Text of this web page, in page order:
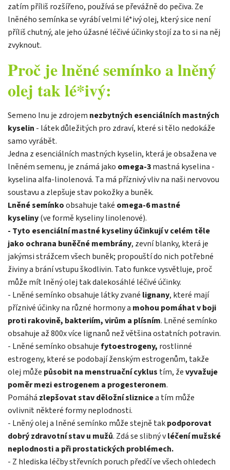
zatím příliš rozšířeno, používá se převážně do pečiva. Ze
lněného semínka se vyrábí velmi lé*ivý olej, který sice není
příliš chutný, ale jeho úžasné léčivé účinky stojí za to si na něj
zvyknout.
Proč je lněné semínko a lněný
olej tak lé*ivý:
Semeno lnu je zdrojem nezbytných esenciálních mastných
kyselin - látek důležitých pro zdraví, které si tělo nedokáže
samo vyrábět.
Jedna z esenciálních mastných kyselin, která je obsažena ve
lněném semenu, je známá jako omega-3mastná kyselina -
kyselina alfa-linolenová. Ta má příznivý vliv na naši nervovou
soustavu a zlepšuje stav pokožky a buněk.
Lněné semínkoobsahuje také omega-6 mastné
kyseliny(ve formě kyseliny linolenové).
- Tyto esenciální mastné kyselinyúčinkují v celém těle
jako ochrana buněčné membrány, zevní blanky, která je
jakýmsi strážcem všech buněk; propouští do nich potřebné
živiny a brání vstupu škodlivin. Tato funkce vysvětluje, proč
může mít lněný olej tak dalekosáhlé léčivé účinky.
- Lněné semínko obsahuje látky zvané lignany, které mají
příznivé účinky na různé hormony a mohou pomáhat v boji
proti rakovině, bakteriím, virům a plísním. Lněné semínko
obsahuje až 800x více lignanů než většina ostatních potravin.
- Lněné semínko obsahujefytoestrogeny, rostlinné
estrogeny, které se podobají ženským estrogenům, takže
olej může působit na menstruační cyklus tím, ževyvažuje
poměr mezi estrogenem a progesteronem.
Pomáhá zlepšovat stav děložní sliznicea tím může
ovlivnit některé formy neplodnosti.
- Lněný olej a lněné semínko může stejně takpodporovat
dobrý zdravotní stav u mužů. Zdá se slibný vléčení mužské
neplodnosti a při prostatických problémech.
- Z hlediska léčby střevních poruch předčí ve všech ohledech